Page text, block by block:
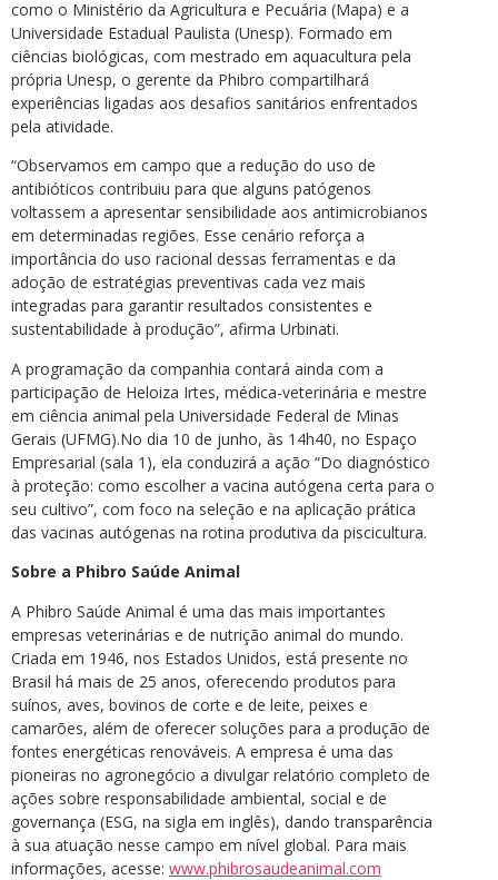
como o Ministério da Agricultura e Pecuária (Mapa) e a
Universidade Estadual Paulista (Unesp). Formado em
ciências biológicas, com mestrado em aquacultura pela
própria Unesp, o gerente da Phibro compartilhará
experiências ligadas aos desafios sanitários enfrentados
pela atividade.
“Observamos em campo que a redução do uso de
antibióticos contribuiu para que alguns patógenos
voltassem a apresentar sensibilidade aos antimicrobianos
em determinadas regiões. Esse cenário reforça a
importância do uso racional dessas ferramentas e da
adoção de estratégias preventivas cada vez mais
integradas para garantir resultados consistentes e
sustentabilidade à produção”, afirma Urbinati.
A programação da companhia contará ainda com a
participação de Heloiza Irtes, médica-veterinária e mestre
em ciência animal pela Universidade Federal de Minas
Gerais (UFMG).No dia 10 de junho, às 14h40, no Espaço
Empresarial (sala 1), ela conduzirá a ação “Do diagnóstico
à proteção: como escolher a vacina autógena certa para o
seu cultivo”, com foco na seleção e na aplicação prática
das vacinas autógenas na rotina produtiva da piscicultura.
Sobre a Phibro Saúde Animal
A Phibro Saúde Animal é uma das mais importantes
empresas veterinárias e de nutrição animal do mundo.
Criada em 1946, nos Estados Unidos, está presente no
Brasil há mais de 25 anos, oferecendo produtos para
suínos, aves, bovinos de corte e de leite, peixes e
camarões, além de oferecer soluções para a produção de
fontes energéticas renováveis. A empresa é uma das
pioneiras no agronegócio a divulgar relatório completo de
ações sobre responsabilidade ambiental, social e de
governança (ESG, na sigla em inglês), dando transparência
à sua atuação nesse campo em nível global. Para mais
informações, acesse: www.phibrosaudeanimal.com